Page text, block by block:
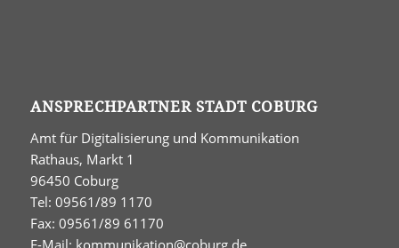
ANSPRECHPARTNER STADT COBURG
Amt für Digitalisierung und Kommunikation
Rathaus, Markt 1
96450 Coburg
Tel: 09561/89 1170
Fax: 09561/89 61170